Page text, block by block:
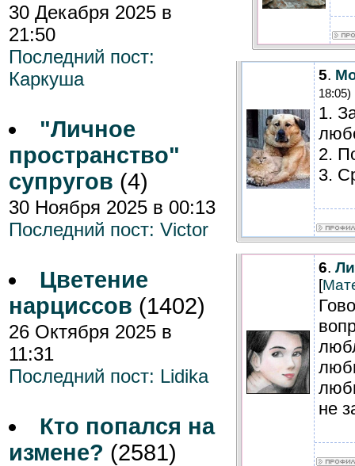
30 Декабря 2025 в
21:50
Последний пост:
Каркуша
"Личное
пространство"
супругов (4)
30 Ноября 2025 в 00:13
Последний пост: Victor
Цветение
нарциссов (1402)
26 Октября 2025 в
11:31
Последний пост: Lidika
Кто попался на
измене? (2581)
5.
18:05)
1.
2.
3.
6.
[
не